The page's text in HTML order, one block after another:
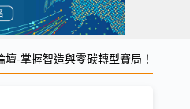
-掌握智造與零碳轉型賽局！